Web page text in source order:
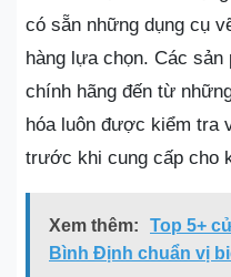
có sẵn những dụng cụ
hàng lựa chọn. Các
chính hãng đến từ
hóa luôn được kiểm tra
trước khi cung cấp cho
Xem thêm:
Top 5+
Bình Định chuẩn vị